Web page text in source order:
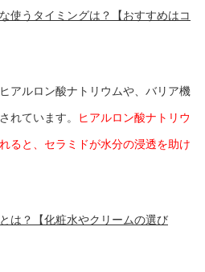
使うタイミングは？【おすすめはコ
アルロン酸ナトリウムや、バリア機
れています。 ヒアルロン酸ナトリウ
ると、セラミドが水分の浸透を助け
は？【化粧水やクリームの選び